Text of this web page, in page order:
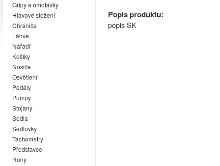
Gripy a omotávky
Hlavové složení
Chrániče
Láhve
Nářadí
Košíky
Nosiče
Osvětlení
Pedály
Pumpy
Stojany
Sedla
Sedlovky
Tachometry
Představce
Rohy
Popis produktu:
popis SK